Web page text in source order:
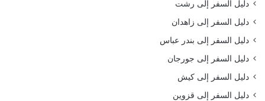
دليل السفر إلى رشت
دليل السفر إلى زاهدان
دليل السفر إلى بندر عباس
دليل السفر إلى جورجان
دليل السفر إلى كيش
دليل السفر إلى قزوين